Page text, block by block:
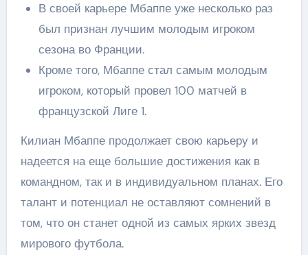
В своей карьере Мбаппе уже несколько раз
был признан лучшим молодым игроком
сезона во Франции.
Кроме того, Мбаппе стал самым молодым
игроком, который провел 100 матчей в
французской Лиге 1.
Килиан Мбаппе продолжает свою карьеру и
надеется на еще большие достижения как в
командном, так и в индивидуальном планах. Его
талант и потенциал не оставляют сомнений в
том, что он станет одной из самых ярких звезд
мирового футбола.